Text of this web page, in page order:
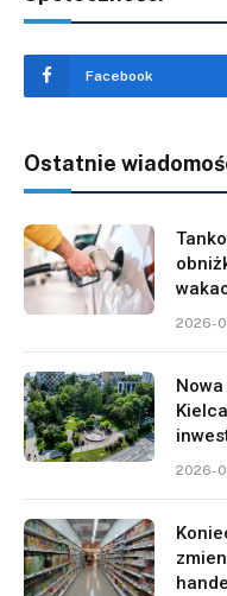
Facebook
Ostatnie
2026-
2026-